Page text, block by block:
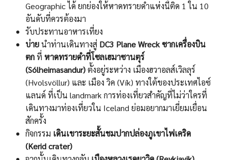
Geographic ได้ ยกย่องให้หาดทรายดําแห่งนี้ติด 1 ใน 10
อันดับที่ควรต้องมา
รับประทานอาหารเที่ยง
บ่ายนําท่านเดินทางสู่ DC3 Plane Wreck ซากเครื่องบิน
ตกที่ หาดทรายดำที่โซลเฮมาซานตุร์
(Sólheimasandur)ตั้งอยู่ระหว่าง เมืองฮวาอลส์เวิลลุร์
(Hvolsvöllur) และ เมือง วิค (Vík) ทางใต้ของประเทศไอซ์
แลนด์ ที่เป็น landmark การท่องเที่ยวสำคัญที่ไม่ว่าใครที่
เดินทางมาท่องเที่ยวใน Iceland ย่อมอยากมาเยี่ยมเยื่อน
สักครั้ง
กิจกรรม เดินเขาระยะสั้นชมปากปล่องภูเขาไฟเคริด
(Kerid crater)